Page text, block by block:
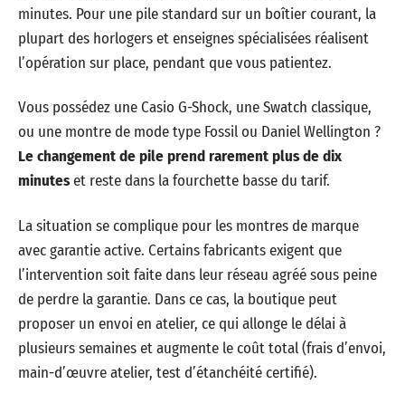
minutes. Pour une pile standard sur un boîtier courant, la
plupart des horlogers et enseignes spécialisées réalisent
l’opération sur place, pendant que vous patientez.
Vous possédez une Casio G-Shock, une Swatch classique,
ou une montre de mode type Fossil ou Daniel Wellington ?
Le changement de pile prend rarement plus de dix
minuteset reste dans la fourchette basse du tarif.
La situation se complique pour les montres de marque
avec garantie active. Certains fabricants exigent que
l’intervention soit faite dans leur réseau agréé sous peine
de perdre la garantie. Dans ce cas, la boutique peut
proposer un envoi en atelier, ce qui allonge le délai à
plusieurs semaines et augmente le coût total (frais d’envoi,
main-d’œuvre atelier, test d’étanchéité certifié).